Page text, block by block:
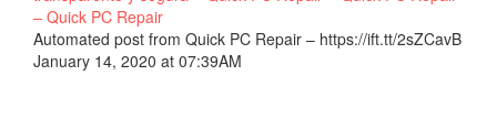
– Quick PC Repair
Automated post from Quick PC Repair – https://ift.tt/2sZCavB
January 14, 2020 at 07:39AM